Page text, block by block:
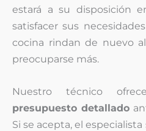
estará a su disposición
satisfacer sus
cocina rindan de nuevo
preocuparse más.
Nuestro técnico
presupuesto detallado
Si se acepta, el